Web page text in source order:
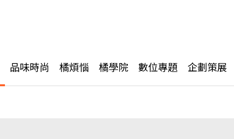
品味時尚 橘煩惱 橘學院 數位專題 企劃策展